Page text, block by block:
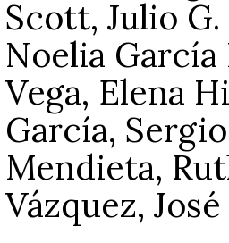
Scott, Julio
Noelia García
Vega, Elena
García,
Mendieta,
Vázquez,